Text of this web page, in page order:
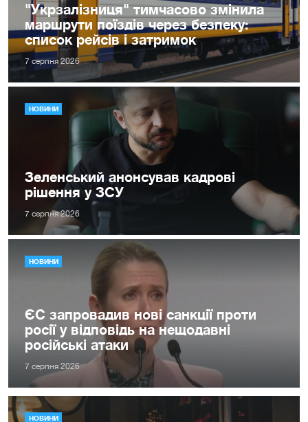
"Укрзалізниця" тимчасово змінила
маршрути поїздів через безпеку:
список рейсів і затримок
7 серпня 2026
НОВИНИ
Зеленський анонсував кадрові
рішення у ЗСУ
7 серпня 2026
НОВИНИ
ЄС запровадив нові санкції проти
росії у відповідь на нещодавні
російські атаки
7 серпня 2026
НОВИНИ